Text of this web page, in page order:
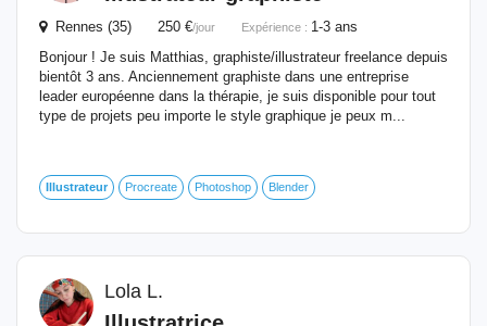
Rennes (35) 250 €/jour Expérience : 1-3 ans
Bonjour ! Je suis Matthias, graphiste/illustrateur freelance depuis
bientôt 3 ans. Anciennement graphiste dans une entreprise
leader européenne dans la thérapie, je suis disponible pour tout
type de projets peu importe le style graphique je peux m...
Illustrateur Procreate Photoshop Blender
Lola L.